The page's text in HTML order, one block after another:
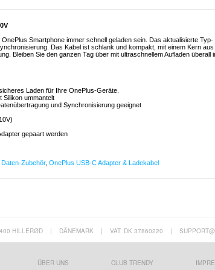
Smartphone immer schnell geladen sein. Das aktualisierte Typ-
Das Kabel ist schlank und kompakt, mit einem Kern aus
Bleiben Sie den ganzen Tag über mit ultraschnellem Aufladen überall
Laden für Ihre OnePlus-Geräte.
Silikon ummantelt
und Synchronisierung geeignet
gepaart werden
Zubehör, OnePlus USB-C Adapter & Ladekabel
HILLERØD | DÄNEMARK | VAT: DK 37860220 |
ÜBER UNS CLUB TRENDY